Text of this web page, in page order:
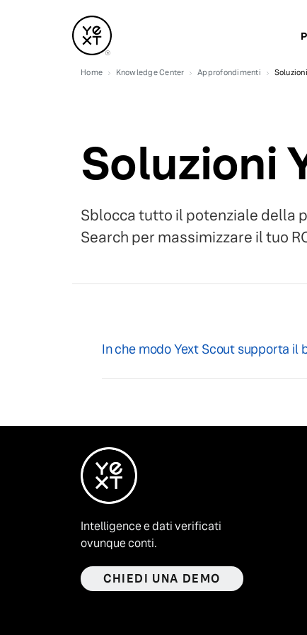
Home Knowledge Center Approfondimenti
Soluzioni
Sblocca tutto il potenziale della
Search per massimizzare il tuo
In che modo Yext Scout supporta
Intelligence e dati verificati
ovunque conti.
CHIEDI UNA DEMO